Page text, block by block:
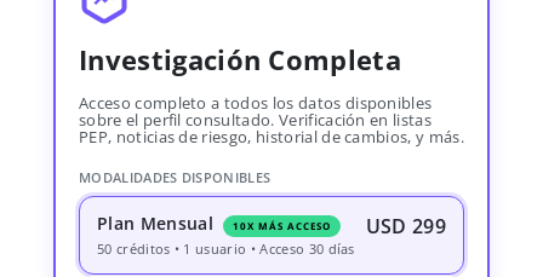
Investigación Completa
Acceso completo a todos los datos disponibles
sobre el perfil consultado. Verificación en listas
PEP, noticias de riesgo, historial de cambios, y más.
MODALIDADES DISPONIBLES
Plan Mensual 10X MÁS ACCESO USD 299
50 créditos • 1 usuario • Acceso 30 días